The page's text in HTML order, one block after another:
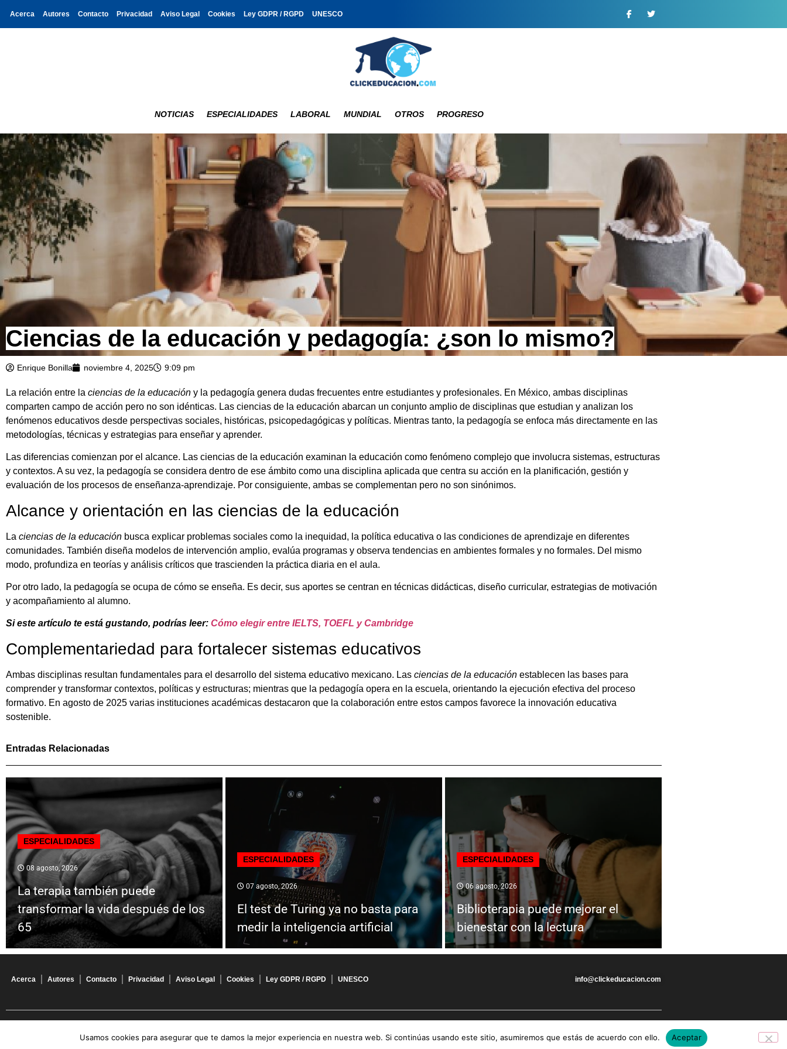
Acerca Autores Contacto Privacidad Aviso Legal Cookies Ley GDPR / RGPD UNESCO
NOTICIAS ESPECIALIDADES LABORAL MUNDIAL OTROS PROGRESO
Ciencias de la educación y pedagogía: ¿son lo mismo?
Enrique Bonilla noviembre 4, 2025 9:09 pm
La relación entre la ciencias de la educación y la pedagogía genera dudas frecuentes entre estudiantes y profesionales. En México, ambas disciplinas
comparten campo de acción pero no son idénticas. Las ciencias de la educación abarcan un conjunto amplio de disciplinas que estudian y analizan los
fenómenos educativos desde perspectivas sociales, históricas, psicopedagógicas y políticas. Mientras tanto, la pedagogía se enfoca más directamente en las
metodologías, técnicas y estrategias para enseñar y aprender.
Las diferencias comienzan por el alcance. Las ciencias de la educación examinan la educación como fenómeno complejo que involucra sistemas, estructuras
y contextos. A su vez, la pedagogía se considera dentro de ese ámbito como una disciplina aplicada que centra su acción en la planificación, gestión y
evaluación de los procesos de enseñanza-aprendizaje. Por consiguiente, ambas se complementan pero no son sinónimos.
Alcance y orientación en las ciencias de la educación
La ciencias de la educación busca explicar problemas sociales como la inequidad, la política educativa o las condiciones de aprendizaje en diferentes
comunidades. También diseña modelos de intervención amplio, evalúa programas y observa tendencias en ambientes formales y no formales. Del mismo
modo, profundiza en teorías y análisis críticos que trascienden la práctica diaria en el aula.
Por otro lado, la pedagogía se ocupa de cómo se enseña. Es decir, sus aportes se centran en técnicas didácticas, diseño curricular, estrategias de motivación
y acompañamiento al alumno.
Si este artículo te está gustando, podrías leer: Cómo elegir entre IELTS, TOEFL y Cambridge
Complementariedad para fortalecer sistemas educativos
Ambas disciplinas resultan fundamentales para el desarrollo del sistema educativo mexicano. Las ciencias de la educación establecen las bases para
comprender y transformar contextos, políticas y estructuras; mientras que la pedagogía opera en la escuela, orientando la ejecución efectiva del proceso
formativo. En agosto de 2025 varias instituciones académicas destacaron que la colaboración entre estos campos favorece la innovación educativa
sostenible.
Entradas Relacionadas
ESPECIALIDADES
08 agosto, 2026
La terapia también puede
transformar la vida después de los
65
ESPECIALIDADES
07 agosto, 2026
El test de Turing ya no basta para
medir la inteligencia artificial
ESPECIALIDADES
06 agosto, 2026
Biblioterapia puede mejorar el
bienestar con la lectura
Acerca Autores Contacto Privacidad Aviso Legal Cookies Ley GDPR / RGPD UNESCO info@clickeducacion.com
© 2026 Todos los derechos reservadosUsamos cookies para asegurar que te damos la mejor experiencia en nuestra web. Si continúas usando este sitio, asumiremos que estás de acuerdo con ello. Aceptar